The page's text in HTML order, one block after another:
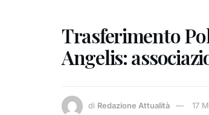
Trasferimento
Angelis:
di Redazione Attualità 17